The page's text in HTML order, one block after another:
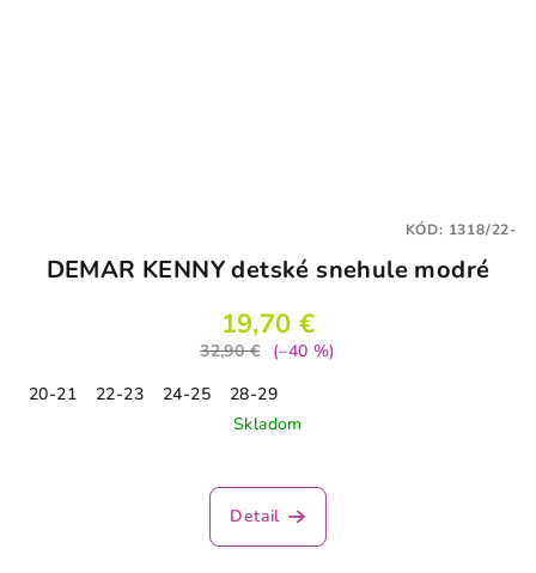
DEMAR KENNY detské snehule modré
19,70 €
32,90 €
(–40 %)
20-21
22-23 24-25
28-29
Skladom
hodnotenie
produktu
Detail
KÓD: 1318/22-